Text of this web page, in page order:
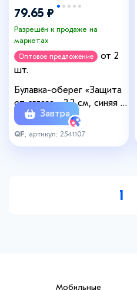
79.65 ₽
Разрешён к продаже на
маркетах
Оптовое предложение
от 2
шт.
Булавка-оберег «Защита
от сглаза», 2.2 см, синяя в
серебреЗавтра
QF , артикул: 2541107
1
Мобильные